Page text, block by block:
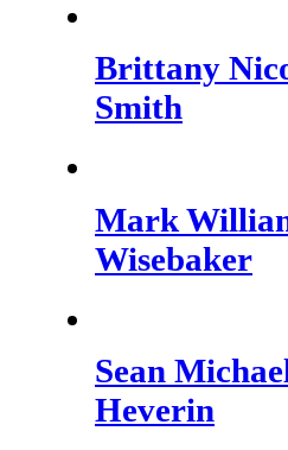
Brittany
Smith
Mark
Wisebaker
Sean
Heverin